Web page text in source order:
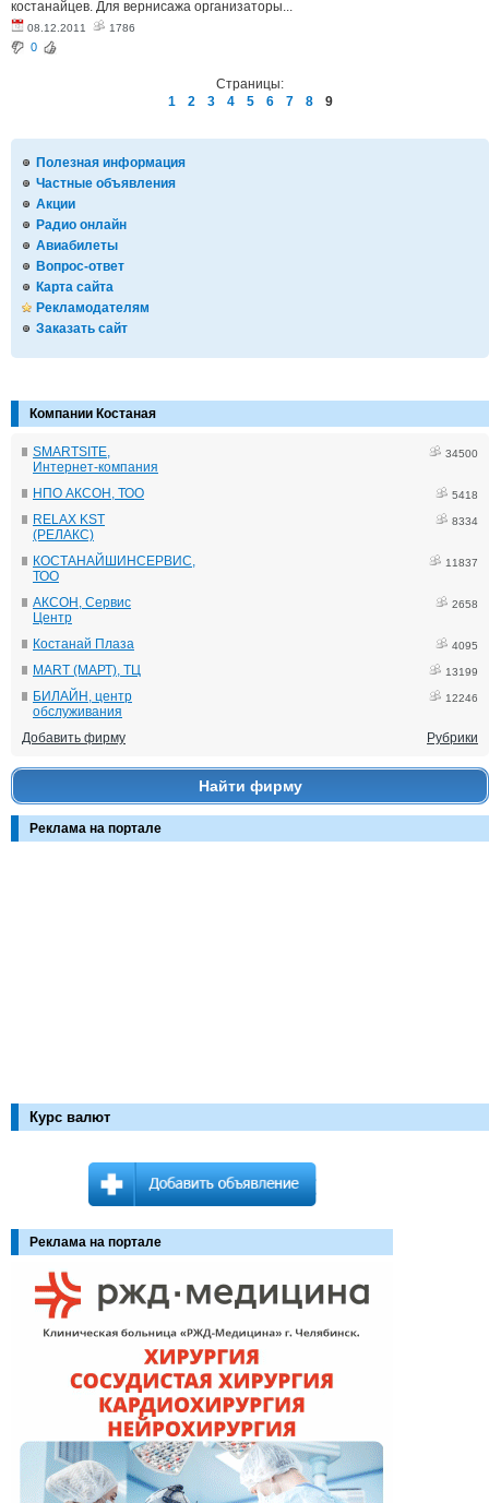
Полезная информация
Частные объявления
Акции
Радио онлайн
Авиабилеты
Вопрос-ответ
Карта сайта
Рекламодателям
Заказать сайт
Компании Костаная
SMARTSITE,
Интернет-компания
34500
НПО АКСОН, ТОО 5418
RELAX KST
(РЕЛАКС)
8334
КОСТАНАЙШИНСЕРВИС,
ТОО
11837
АКСОН, Сервис
Центр
2658
Костанай Плаза 4095
MART (МАРТ), ТЦ 13199
БИЛАЙН, центр
обслуживания
12246
Добавить фирму Рубрики
Найти фирму
Реклама на портале
Курс валют
костанайцев. Для вернисажа организаторы...
08.12.2011 1786
0
Страницы:
1
2 3 4 5 6 7 8 9
Реклама на портале